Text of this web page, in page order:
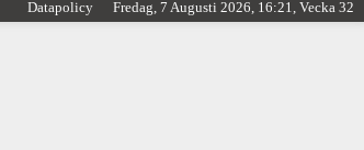
Datapolicy Fredag, 7 Augusti 2026, 16:21, Vecka 32